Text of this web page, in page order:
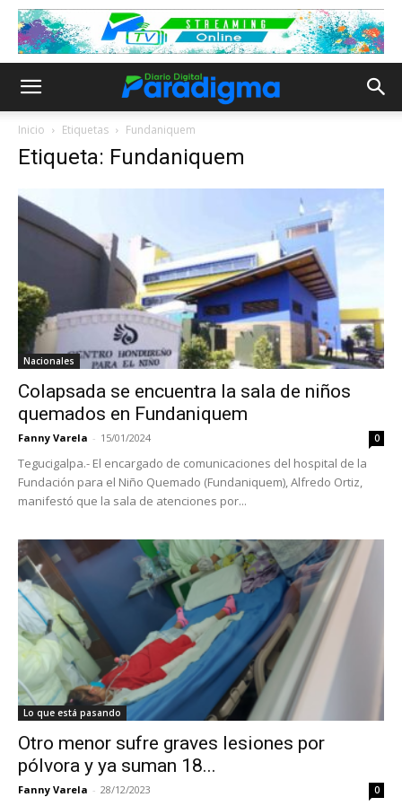
Inicio Etiquetas Fundaniquem
Etiqueta: Fundaniquem
Nacionales
Colapsada se encuentra la sala de niños
quemados en Fundaniquem
Fanny Varela - 15/01/2024 0
Tegucigalpa.- El encargado de comunicaciones del hospital de la
Fundación para el Niño Quemado (Fundaniquem), Alfredo Ortiz,
manifestó que la sala de atenciones por...
Lo que está pasando
Otro menor sufre graves lesiones por
pólvora y ya suman 18...
Fanny Varela - 28/12/2023 0